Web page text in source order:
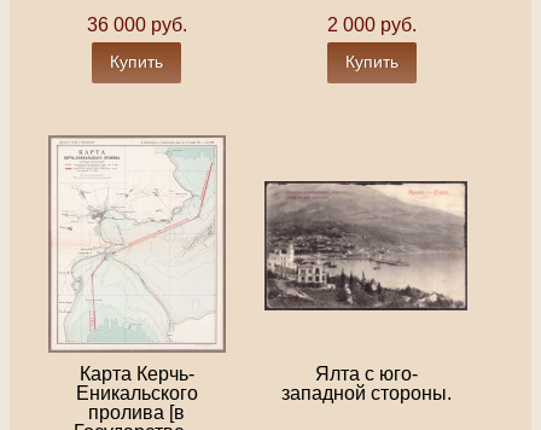
36 000 руб.
Купить
2 000 руб.
Купить
Карта Керчь-
Еникальского
пролива [в
Ялта с юго-
западной стороны.